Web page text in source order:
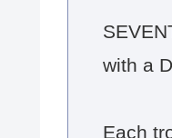
with a